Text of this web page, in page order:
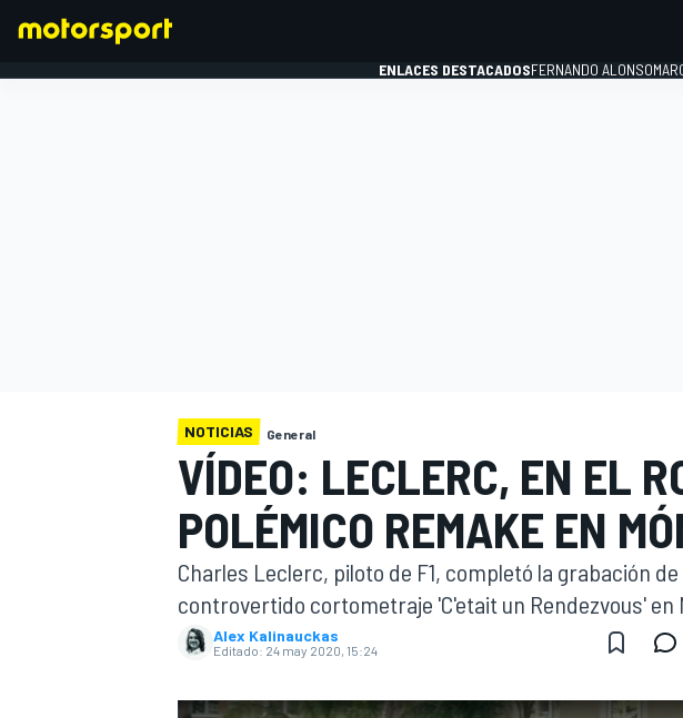
ENLACES DESTACADOSFERNANDO ALONSO
NOTICIAS General
VÍDEO: LECLERC, EN EL
POLÉMICO REMAKE EN
Charles Leclerc, piloto de F1, completó la grabación
controvertido cortometraje 'C'etait un Rendezvous' en
Alex Kalinauckas
Editado: 24 may 2020, 15:24